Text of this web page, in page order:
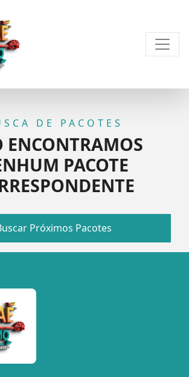
DE PACOTES
ENCONTRAMOS
PACOTE
Próximos Pacotes